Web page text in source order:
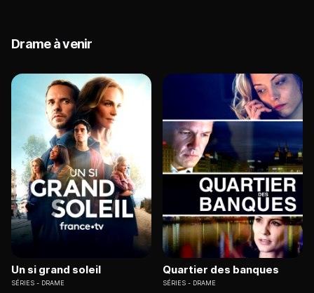
Drame à venir
Un si grand soleil
SÉRIES DRAME
Quartier des banques
SÉRIES DRAME